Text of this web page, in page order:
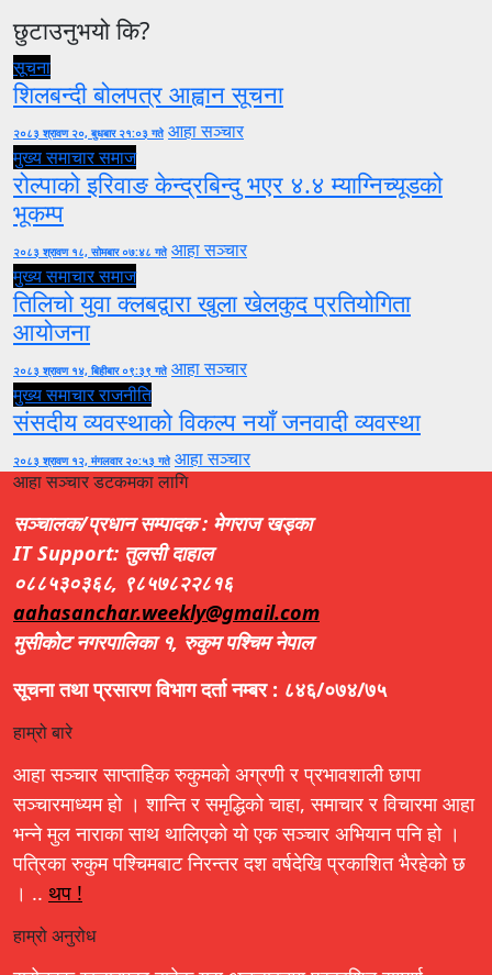
छुटाउनुभयो कि?
सूचना
शिलबन्दी बोलपत्र आह्वान सूचना
२०८३ श्रावण २०, बुधबार २१:०३ गते आहा सञ्चार
मुख्य समाचारसमाज
रोल्पाको इरिवाङ केन्द्रबिन्दु भएर ४.४ म्याग्निच्यूडको
भूकम्प
२०८३ श्रावण १८, सोमबार ०७:४८ गते आहा सञ्चार
मुख्य समाचारसमाज
तिलिचो युवा क्लबद्वारा खुला खेलकुद प्रतियोगिता
आयोजना
२०८३ श्रावण १४, बिहीबार ०९:३९ गते आहा सञ्चार
मुख्य समाचारराजनीति
संसदीय व्यवस्थाको विकल्प नयाँ जनवादी व्यवस्था
२०८३ श्रावण १२, मंगलवार २०:५३ गते आहा सञ्चार
आहा सञ्चार डटकमका लागि
सञ्चालक/प्रधान सम्पादक : मेगराज खड्का
IT Support: तुलसी दाहाल
०८८५३०३६८, ९८५७८२२८१६
aahasanchar.weekly@gmail.com
मुसीकोट नगरपालिका १, रुकुम पश्चिम नेपाल
सूचना तथा प्रसारण विभाग दर्ता नम्बर : ८४६/०७४/७५
हाम्रो बारे
आहा सञ्चार साप्ताहिक रुकुमको अग्रणी र प्रभावशाली छापा
सञ्चारमाध्यम हो । शान्ति र समृद्धिको चाहा, समाचार र विचारमा आहा
भन्ने मुल नाराका साथ थालिएको यो एक सञ्चार अभियान पनि हो ।
पत्रिका रुकुम पश्चिमबाट निरन्तर दश वर्षदेखि प्रकाशित भैरहेको छ
। .. थप !
हाम्रो अनुरोध